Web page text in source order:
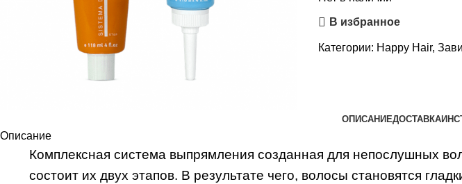
В избранное
Категории: Happy Hair,
ОПИСАНИЕДОСТАВКА
Описание
Комплексная система выпрямления созданная для непослушных
состоит их двух этапов. В результате чего, волосы становятся